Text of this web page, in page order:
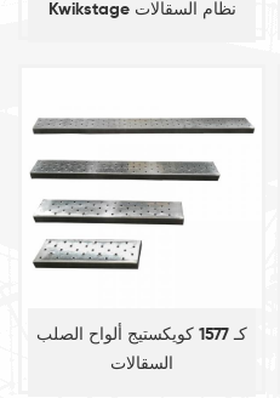
Kwikstage نظام السقالات
كـ 1577 كويكستيج ألواح الصلب
السقالات